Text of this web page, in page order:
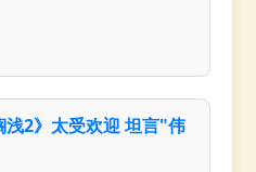
2》太受欢迎 坦言"伟